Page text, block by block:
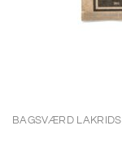
BAGSVÆRD LAKRIDS